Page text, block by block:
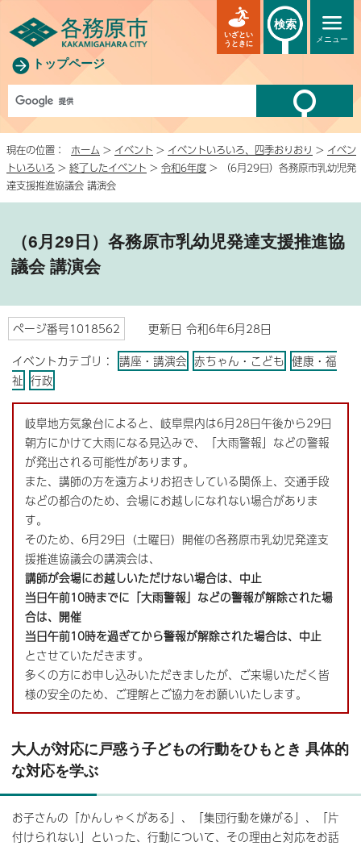
トップページ
メニュー
いざとい
うときに
検索
現在の位置： ホーム > イベント > イベントいろいろ、四季おりおり > イベン
トいろいろ > 終了したイベント > 令和6年度 > （6月29日）各務原市乳幼児発
達支援推進協議会 講演会
（6月29日）各務原市乳幼児発達支援推進協
議会 講演会
ページ番号1018562
更新日 令和6年6月28日
イベントカテゴリ： 講座・講演会 赤ちゃん・こども 健康・福
祉 行政
岐阜地方気象台によると、岐阜県内は6月28日午後から29日
朝方にかけて大雨になる見込みで、「大雨警報」などの警報
が発出される可能性があります。
また、講師の方を遠方よりお招きしている関係上、交通手段
などの都合のため、会場にお越しになれない場合がありま
す。
そのため、6月29日（土曜日）開催の各務原市乳幼児発達支
援推進協議会の講演会は、
講師が会場にお越しいただけない場合は、中止
当日午前10時までに「大雨警報」などの警報が解除された場
合は、開催
当日午前10時を過ぎてから警報が解除された場合は、中止
とさせていただきます。
多くの方にお申し込みいただきましたが、ご来場いただく皆
様の安全のため、ご理解とご協力をお願いいたします。
大人が対応に戸惑う子どもの行動をひもとき 具体的
な対応を学ぶ
お子さんの「かんしゃくがある」、「集団行動を嫌がる」、「片
付けられない」といった、行動について、その理由と対応をお話